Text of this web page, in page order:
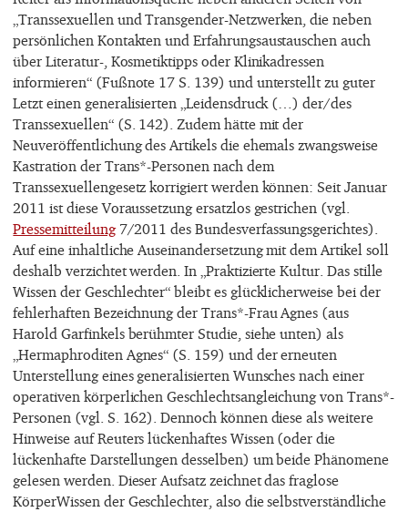
„Transsexuellen und Transgender-Netzwerken, die neben
persönlichen Kontakten und Erfahrungsaustauschen auch
über Literatur-, Kosmetiktipps oder Klinikadressen
informieren“ (Fußnote 17 S. 139) und unterstellt zu guter
Letzt einen generalisierten „Leidensdruck (…) der/des
Transsexuellen“ (S. 142). Zudem hätte mit der
Neuveröffentlichung des Artikels die ehemals zwangsweise
Kastration der Trans*-Personen nach dem
Transsexuellengesetz korrigiert werden können: Seit Januar
2011 ist diese Voraussetzung ersatzlos gestrichen (vgl.
Pressemitteilung7/2011 des Bundesverfassungsgerichtes).
Auf eine inhaltliche Auseinandersetzung mit dem Artikel soll
deshalb verzichtet werden. In „Praktizierte Kultur. Das stille
Wissen der Geschlechter“ bleibt es glücklicherweise bei der
fehlerhaften Bezeichnung der Trans*-Frau Agnes (aus
Harold Garfinkels berühmter Studie, siehe unten) als
„Hermaphroditen Agnes“ (S. 159) und der erneuten
Unterstellung eines generalisierten Wunsches nach einer
operativen körperlichen Geschlechtsangleichung von Trans*-
Personen (vgl. S. 162). Dennoch können diese als weitere
Hinweise auf Reuters lückenhaftes Wissen (oder die
lückenhafte Darstellungen desselben) um beide Phänomene
gelesen werden. Dieser Aufsatz zeichnet das fraglose
KörperWissen der Geschlechter, also die selbstverständliche